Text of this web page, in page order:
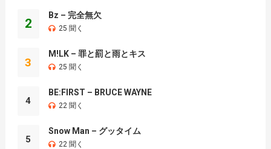
2
Bz – 完全無欠
25 聞く
3
M!LK – 罪と罰と雨とキス
25 聞く
4
BE:FIRST – BRUCE WAYNE
22 聞く
5
Snow Man – グッタイム
22 聞く